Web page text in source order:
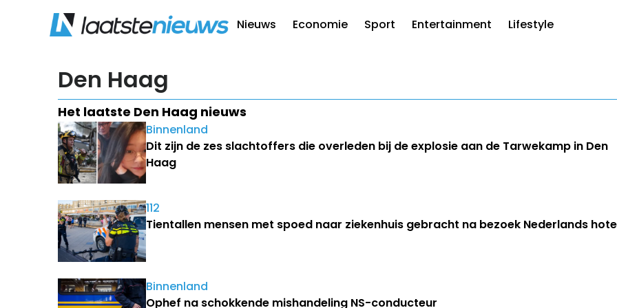
Nieuws Economie Sport Entertainment Lifestyle
Den Haag
Het laatste Den Haag nieuws
Binnenland
Dit zijn de zes slachtoffers die overleden bij de explosie aan de Tarwekamp in Den
Haag
112
Tientallen mensen met spoed naar ziekenhuis gebracht na bezoek Nederlands
Binnenland
Ophef na schokkende mishandeling NS-conducteur